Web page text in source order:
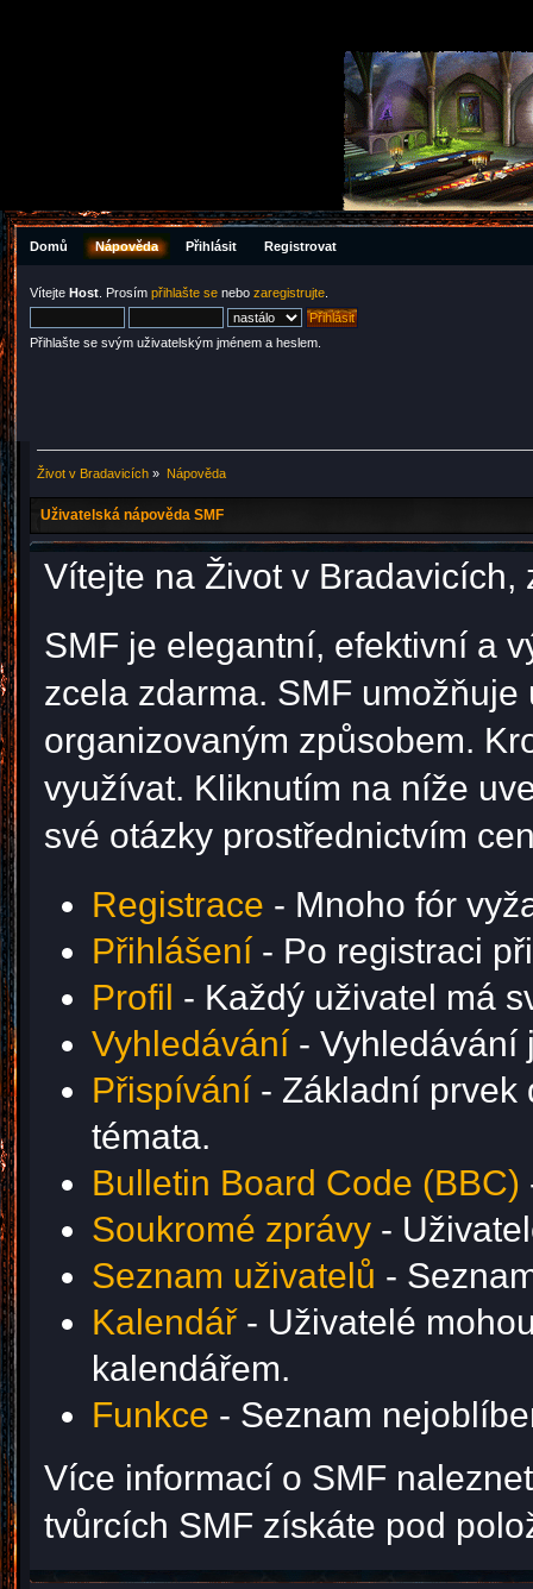
Domů Nápověda Přihlásit Registrovat
Vítejte Host . Prosím přihlašte se nebo zaregistrujte
Přihlašte se svým uživatelským jménem a heslem.
Život v Bradavicích » Nápověda
Uživatelská nápověda SMF
Vítejte na Život v
SMF je elegantní, efektivní a
zcela zdarma. SMF
organizovaným způsobem.
využívat. Kliknutím na níže
své otázky prostřednictvím
Registrace - Mnoho fór
Přihlášení - Po registraci
Profil - Každý uživatel má
Vyhledávání - Vyhledávání
Přispívání - Základní prvek
témata.
Bulletin Board Code (BBC)
Soukromé zprávy -
Seznam uživatelů -
Kalendář- Uživatelé
kalendářem.
Funkce - Seznam
Více informací o SMF
tvůrcích SMF získáte pod